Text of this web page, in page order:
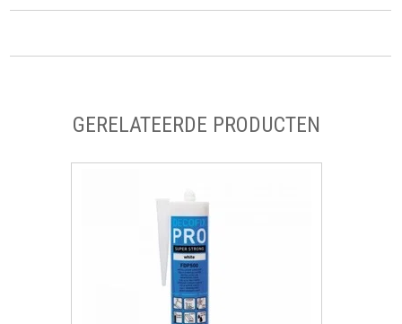
GERELATEERDE PRODUCTEN